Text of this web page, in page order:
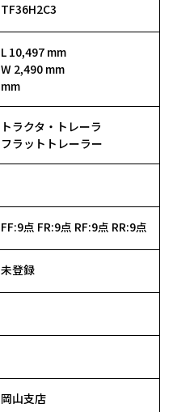
TF36H2C3
L 10,497 mm
W 2,490 mm
mm
トラクタ・トレーラ
フラットトレーラー
FF:9点 FR:9点 RF:9点 RR:9点
未登録
岡山支店